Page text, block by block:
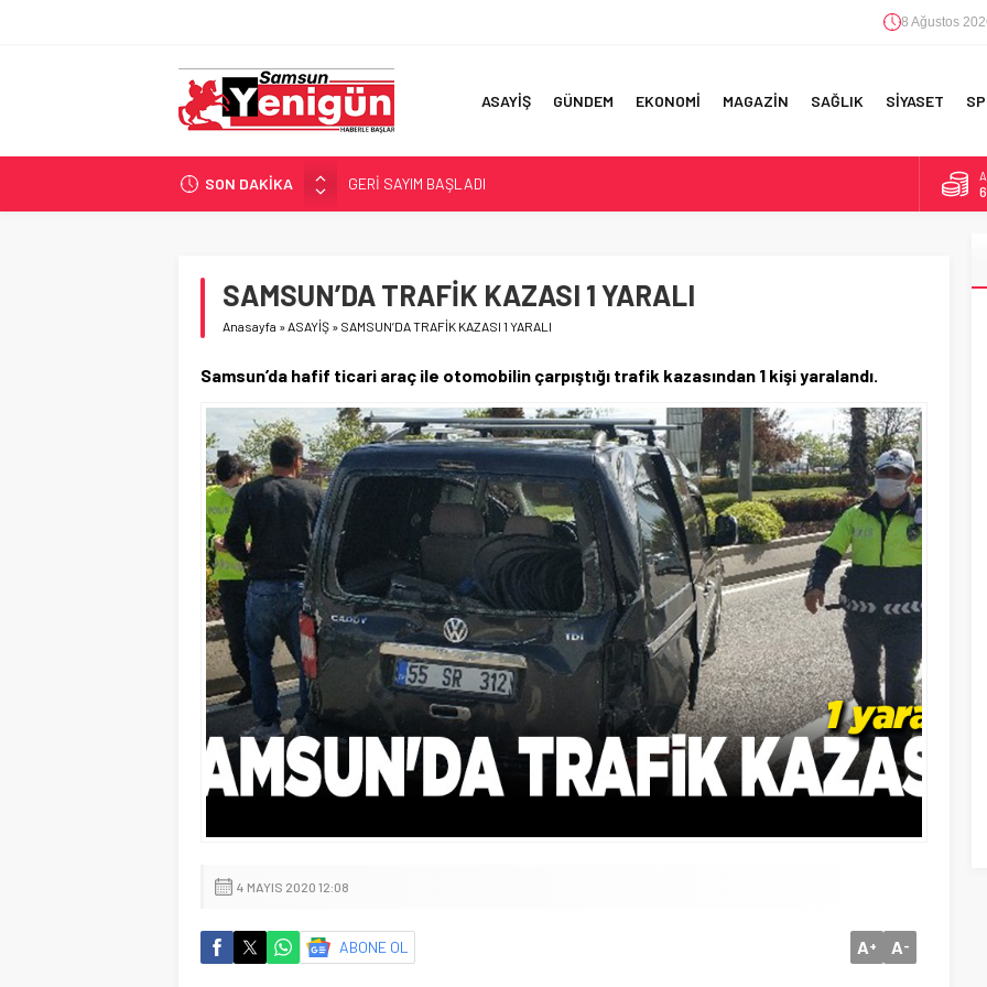
8 Ağustos
ASAYİŞ GÜNDEM EKONOMİ MAGAZİN SAĞLIK SİYASET
SON DAKİKA
GERİ SAYIM BAŞLADI
SAMSUNSPOR’DA HEDEF 5’İNCİLİK!
İŞTE FINDIK FİYATI!
YÖNETİCİ SEÇERKEN YAPILAN EN BÜYÜK HATALAR
SAMSUN’DA TRAFİK KAZASI 1 YARALI
Anasayfa »ASAYİŞ » SAMSUN’DA TRAFİK KAZASI 1 YARALI
Samsun’da hafif ticari araç ile otomobilin çarpıştığı trafik kazasından 1 kişi yaralandı.
4 MAYIS 2020 12:08
ABONE OL A+ A-